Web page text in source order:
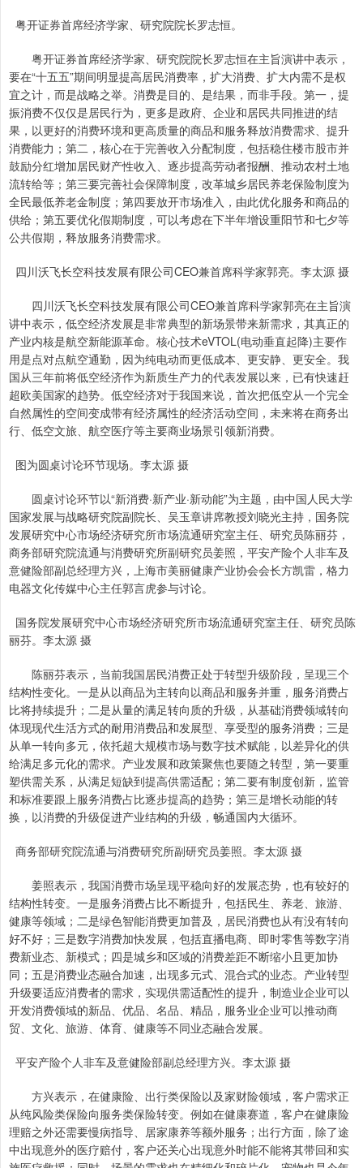
粤开证券首席经济学家、研究院院长罗志恒。
粤开证券首席经济学家、研究院院长罗志恒在主旨演讲中表示，
要在“十五五”期间明显提高居民消费率，扩大消费、扩大内需不是权
宜之计，而是战略之举。消费是目的、是结果，而非手段。第一，提
振消费不仅仅是居民行为，更多是政府、企业和居民共同推进的结
果，以更好的消费环境和更高质量的商品和服务释放消费需求、提升
消费能力；第二，核心在于完善收入分配制度，包括稳住楼市股市并
鼓励分红增加居民财产性收入、逐步提高劳动者报酬、推动农村土地
流转给等；第三要完善社会保障制度，改革城乡居民养老保险制度为
全民最低养老金制度；第四要放开市场准入，由此优化服务和商品的
供给；第五要优化假期制度，可以考虑在下半年增设重阳节和七夕等
公共假期，释放服务消费需求。
四川沃飞长空科技发展有限公司CEO兼首席科学家郭亮。李太源 摄
四川沃飞长空科技发展有限公司CEO兼首席科学家郭亮在主旨演
讲中表示，低空经济发展是非常典型的新场景带来新需求，其真正的
产业内核是航空新能源革命。核心技术eVTOL(电动垂直起降)主要作
用是点对点航空通勤，因为纯电动而更低成本、更安静、更安全。我
国从三年前将低空经济作为新质生产力的代表发展以来，已有快速赶
超欧美国家的趋势。低空经济对于我国来说，首次把低空从一个完全
自然属性的空间变成带有经济属性的经济活动空间，未来将在商务出
行、低空文旅、航空医疗等主要商业场景引领新消费。
图为圆桌讨论环节现场。李太源 摄
圆桌讨论环节以“新消费·新产业·新动能”为主题，由中国人民大学
国家发展与战略研究院副院长、吴玉章讲席教授刘晓光主持，国务院
发展研究中心市场经济研究所市场流通研究室主任、研究员陈丽芬，
商务部研究院流通与消费研究所副研究员姜照，平安产险个人非车及
意健险部副总经理方兴，上海市美丽健康产业协会会长方凯雷，格力
电器文化传媒中心主任郭言虎参与讨论。
国务院发展研究中心市场经济研究所市场流通研究室主任、研究员陈
丽芬。李太源 摄
陈丽芬表示，当前我国居民消费正处于转型升级阶段，呈现三个
结构性变化。一是从以商品为主转向以商品和服务并重，服务消费占
比将持续提升；二是从量的满足转向质的升级，从基础消费领域转向
体现现代生活方式的耐用消费品和发展型、享受型的服务消费；三是
从单一转向多元，依托超大规模市场与数字技术赋能，以差异化的供
给满足多元化的需求。产业发展和政策聚焦也要随之转型，第一要重
塑供需关系，从满足短缺到提高供需适配；第二要有制度创新，监管
和标准要跟上服务消费占比逐步提高的趋势；第三是增长动能的转
换，以消费的升级促进产业结构的升级，畅通国内大循环。
商务部研究院流通与消费研究所副研究员姜照。李太源 摄
姜照表示，我国消费市场呈现平稳向好的发展态势，也有较好的
结构性转变。一是服务消费占比不断提升，包括民生、养老、旅游、
健康等领域；二是绿色智能消费更加普及，居民消费也从有没有转向
好不好；三是数字消费加快发展，包括直播电商、即时零售等数字消
费新业态、新模式；四是城乡和区域的消费差距不断缩小且更加协
同；五是消费业态融合加速，出现多元式、混合式的业态。产业转型
升级要适应消费者的需求，实现供需适配性的提升，制造业企业可以
开发消费领域的新品、优品、名品、精品，服务业企业可以推动商
贸、文化、旅游、体育、健康等不同业态融合发展。
平安产险个人非车及意健险部副总经理方兴。李太源 摄
方兴表示，在健康险、出行类保险以及家财险领域，客户需求正
从纯风险类保险向服务类保险转变。例如在健康赛道，客户在健康险
理赔之外还需要慢病指导、居家康养等额外服务；出行方面，除了途
中出现意外的医疗赔付，客户还关心出现意外时能不能将其带回和实